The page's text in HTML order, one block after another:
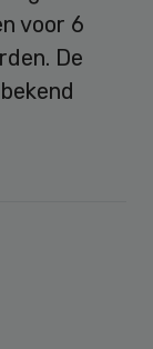
voor 6
De